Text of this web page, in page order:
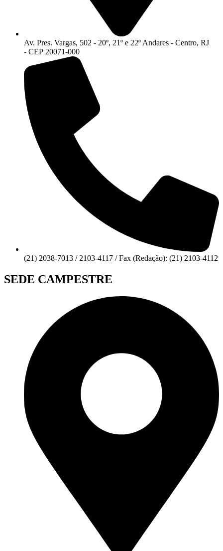
Av. Pres. Vargas, 502 - 20º, 21º e 22º Andares - Centro, RJ
- CEP 20071-000
(21) 2038-7013 / 2103-4117 / Fax (Redação): (21) 2103-4112
SEDE CAMPESTRE